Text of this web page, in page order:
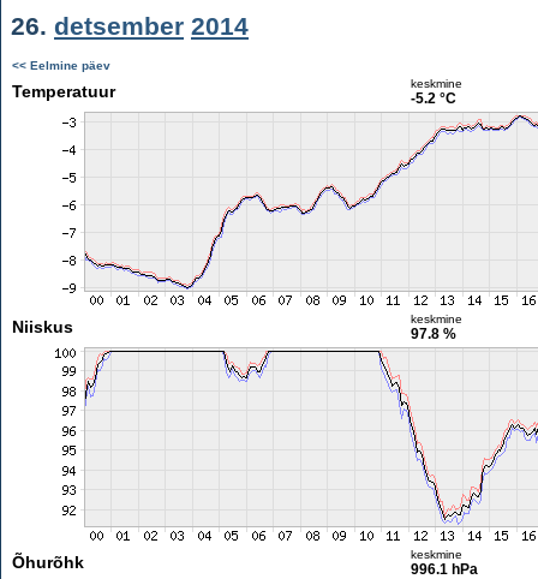
26. detsember 2014
<< Eelmine päev
Temperatuur keskmine
-5.2 °C
Niiskus keskmine
97.8 %
Õhurõhk keskmine
996.1 hPa